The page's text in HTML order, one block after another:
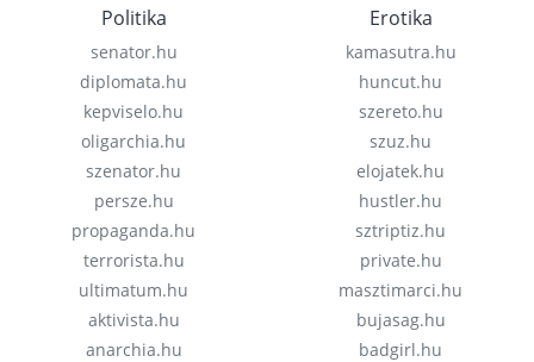
Politika
senator.hu
diplomata.hu
kepviselo.hu
oligarchia.hu
szenator.hu
persze.hu
propaganda.hu
terrorista.hu
ultimatum.hu
aktivista.hu
anarchia.hu
Erotika
kamasutra.hu
huncut.hu
szereto.hu
szuz.hu
elojatek.hu
hustler.hu
sztriptiz.hu
private.hu
masztimarci.hu
bujasag.hu
badgirl.hu